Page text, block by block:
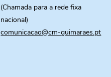
(Chamada para a rede fixa
nacional)
comunicacao@cm-guimaraes.pt